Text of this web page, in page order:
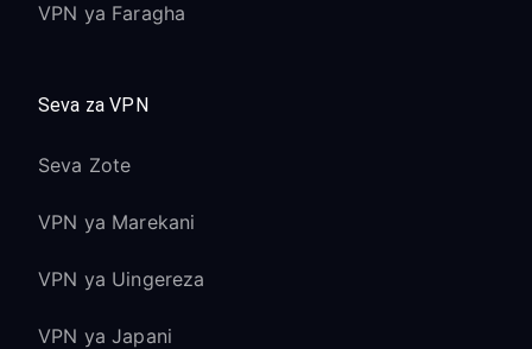
VPN ya Faragha
Seva za VPN
Seva Zote
VPN ya Marekani
VPN ya Uingereza
VPN ya Japani